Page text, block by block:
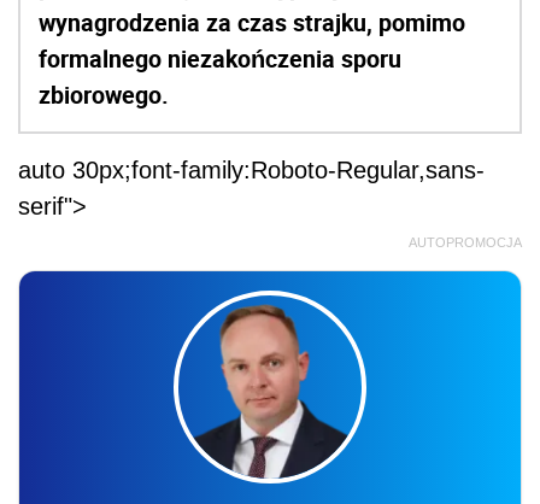
wynagrodzenia za czas strajku, pomimo
formalnego niezakończenia sporu
zbiorowego.
auto 30px;font-family:Roboto-Regular,sans-
serif">
AUTOPROMOCJA